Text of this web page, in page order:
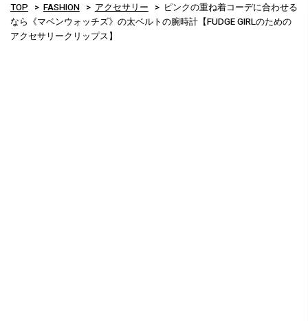
TOP FASHION アクセサリー
ピンクの重ね着コーデに合わせる
なら《マベンウォッチズ》の太ベルトの腕時計【FUDGE GIRLのための
アクセサリークリップス】